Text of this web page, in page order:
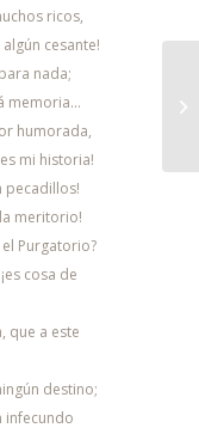
ricos,
cesante!
nada;
memoria...
humorada,
mi historia!
pecadillos!
meritorio!
Purgatorio?
cosa de
que a este
destino;
infecundo